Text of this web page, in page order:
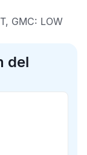
GMC: LOW
del